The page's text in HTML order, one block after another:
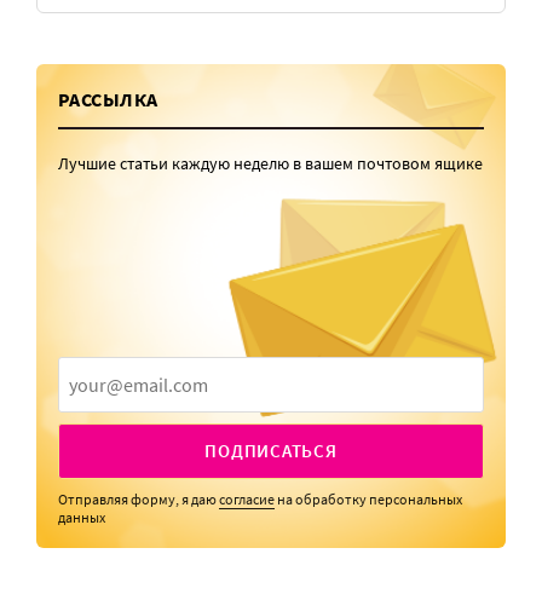
РАССЫЛКА
Лучшие статьи каждую неделю в вашем почтовом ящике
ПОДПИСАТЬСЯ
Отправляя форму, я даюсогласие на обработку персональных
данных